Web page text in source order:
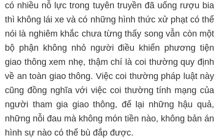
có nhiều nỗ lực trong tuyên truyền đã uống rượu bia
thì không lái xe và có những hình thức xử phạt có thể
nói là nghiêm khắc chưa từng thấy song vẫn còn một
bộ phận không nhỏ người điều khiển phương tiện
giao thông xem nhẹ, thậm chí là coi thường quy định
về an toàn giao thông. Việc coi thường pháp luật này
cũng đồng nghĩa với việc coi thường tính mạng của
người tham gia giao thông, để lại những hậu quả,
những nỗi đau mà không món tiền nào, không bản án
hình sự nào có thể bù đắp được.